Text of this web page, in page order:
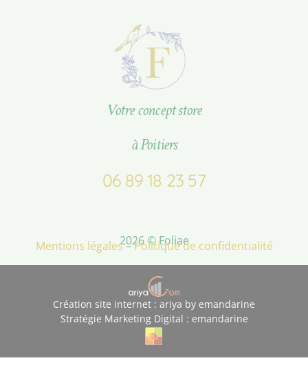
Votre concept store
à Poitiers
06 89 18 23 57
2026 © Foliae
Mentions légales–Politique de confidentialité
Création site internet : ariya by emandarine
Stratégie Marketing Digital : emandarine